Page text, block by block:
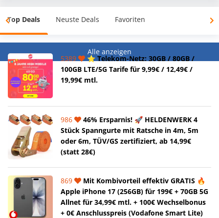
Top Deals Neuste Deals Favoriten
Alle anzeigen
5389
⭐️ Telekom-Netz: 30GB / 80GB /
100GB LTE/5G Tarife für 9,99€ / 12,49€ /
19,99€ mtl.
986
46% Ersparnis! 🚀 HELDENWERK 4
Stück Spanngurte mit Ratsche in 4m, 5m
oder 6m, TÜV/GS zertifiziert, ab 14,99€
(statt 28€)
869
Mit Kombivorteil effektiv GRATIS 🔥
Apple iPhone 17 (256GB) für 199€ + 70GB 5G
Allnet für 34,99€ mtl. + 100€ Wechselbonus
+ 0€ Anschlusspreis (Vodafone Smart Lite)